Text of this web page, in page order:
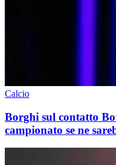
Calcio
Borghi sul contatto
campionato se ne